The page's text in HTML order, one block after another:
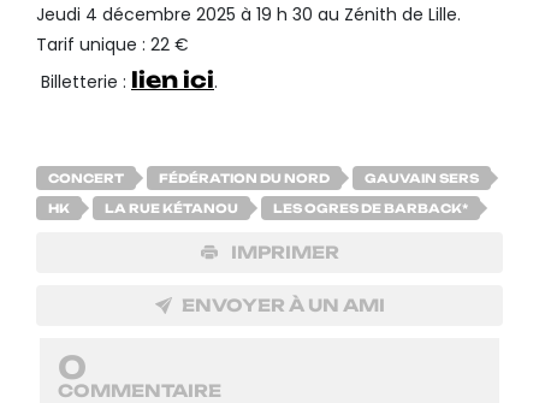
Jeudi 4 décembre 2025 à 19 h 30 au Zénith de Lille.
Tarif unique : 22 €
️ Billetterie : lien ici.
CONCERT FÉDÉRATION DU NORD GAUVAIN SERS
HK LA RUE KÉTANOU LES OGRES DE BARBACK*
IMPRIMER
ENVOYER À UN AMI
0
COMMENTAIRE